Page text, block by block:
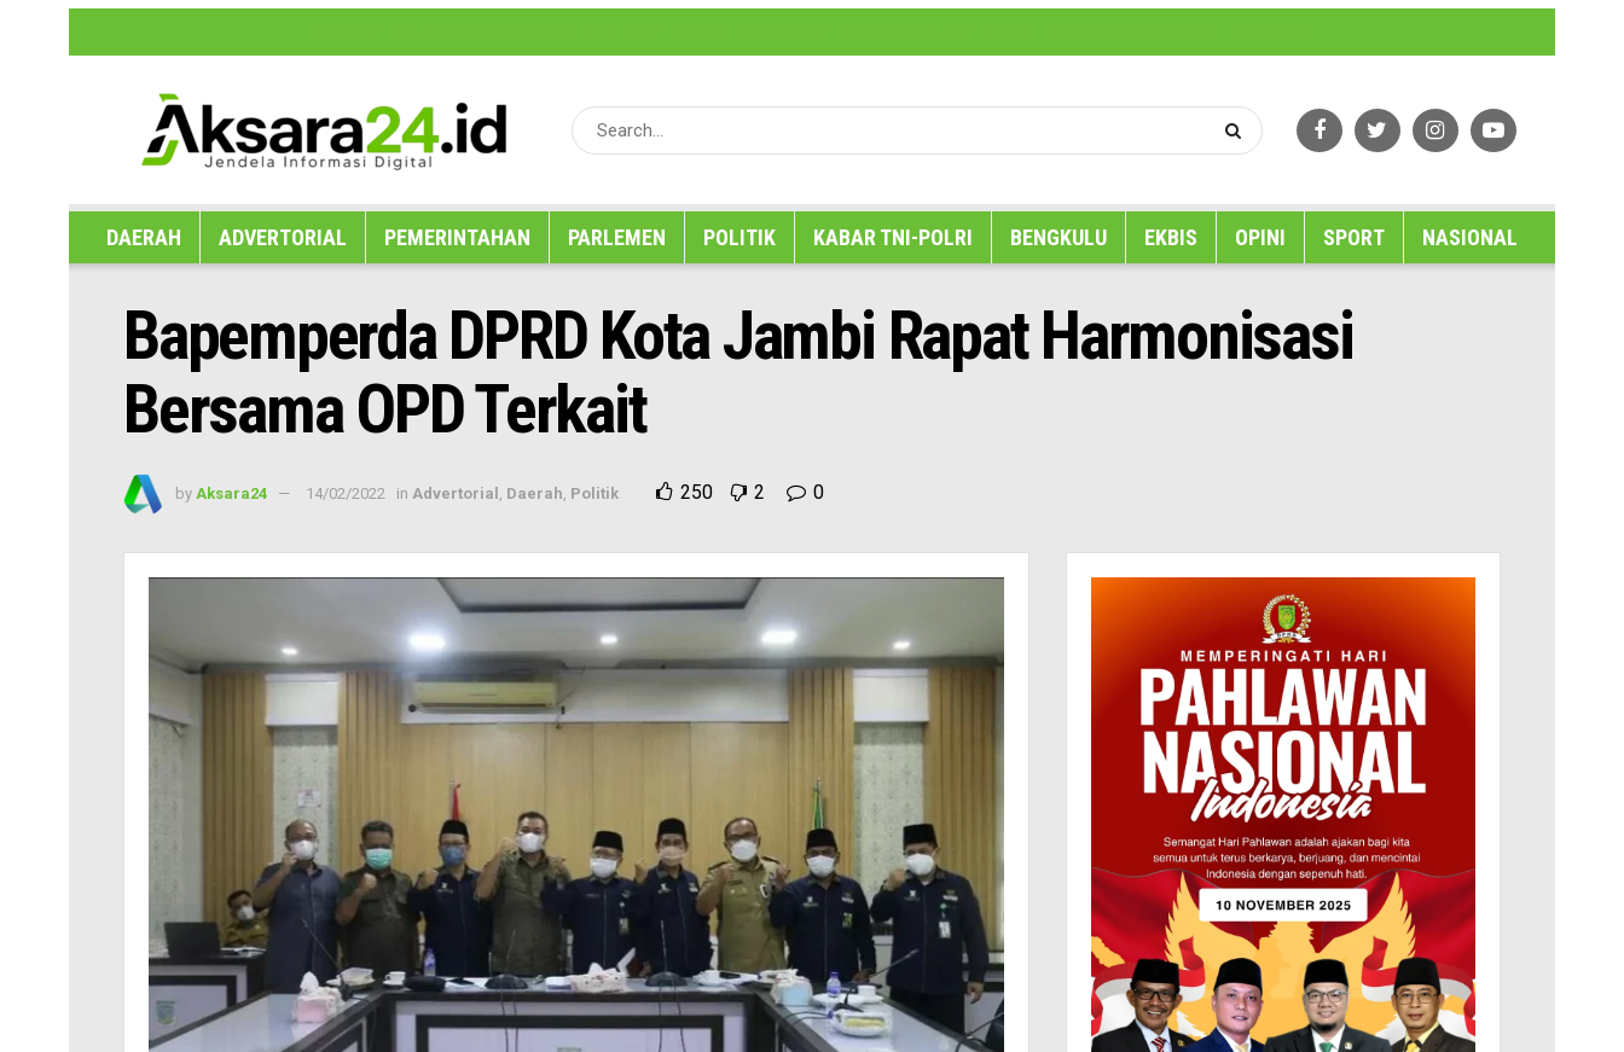
DAERAH ADVERTORIAL PEMERINTAHAN PARLEMEN POLITIK KABAR TNI-POLRI BENGKULU EKBIS OPINI SPORT NASIONAL
Bapemperda DPRD Kota Jambi Rapat Harmonisasi
Bersama OPD Terkait
by Aksara24 14/02/2022 in Advertorial , Daerah, Politik 250 2 0